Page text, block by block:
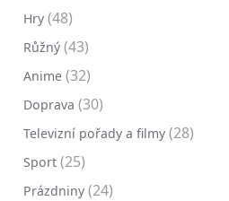
Hry (48)
Růžný (43)
Anime (32)
Doprava (30)
Televizní pořady a filmy (28)
Sport (25)
Prázdniny (24)